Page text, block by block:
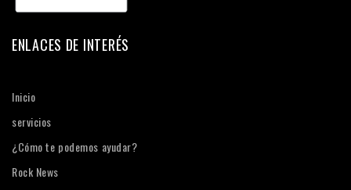
ENLACES DE INTERÉS
Inicio
servicios
¿Cómo te podemos ayudar?
Rock News